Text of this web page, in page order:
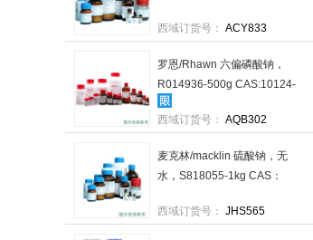
售卖规格：1箱
西域订货号： ACY833
罗恩/Rhawn 六偏磷酸钠，
R014936-500g CAS:10124-
56-8，AR，500g/瓶 售卖规
格：1瓶
西域订货号： AQB302
麦克林/macklin 硫酸钠，无
水，S818055-1kg CAS：
1kg/瓶 售卖规格：1瓶
西域订货号： JHS565